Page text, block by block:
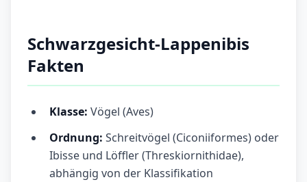
Schwarzgesicht-Lappenibis
Fakten
Klasse: Vögel (Aves)
Ordnung: Schreitvögel (Ciconiiformes) oder
Ibisse und Löffler (Threskiornithidae),
abhängig von der Klassifikation